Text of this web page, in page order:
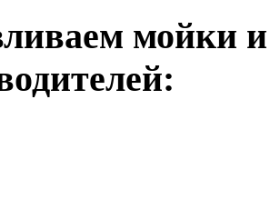
мойки